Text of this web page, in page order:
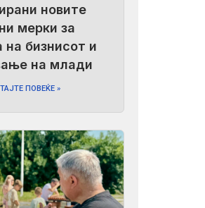
новите
мерки за
бизнисот и
на млади
ПОВЕЌЕ »